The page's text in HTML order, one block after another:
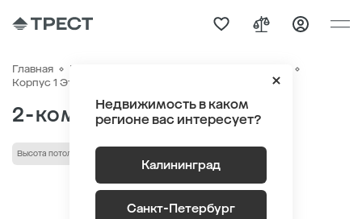
Недвижимость в каком
регионе вас интересует?
Калининград
Санкт-Петербург
Главная Квартиры
Корпус 1 Этаж 6
2-комнатная 56.5 м2
Высота потолка 2,72 м